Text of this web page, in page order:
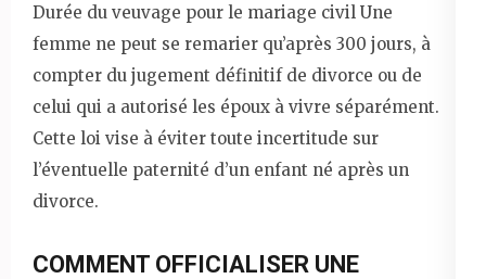
Durée du veuvage pour le mariage civil Une
femme ne peut se remarier qu’après 300 jours, à
compter du jugement définitif de divorce ou de
celui qui a autorisé les époux à vivre séparément.
Cette loi vise à éviter toute incertitude sur
l’éventuelle paternité d’un enfant né après un
divorce.
COMMENT OFFICIALISER UNE